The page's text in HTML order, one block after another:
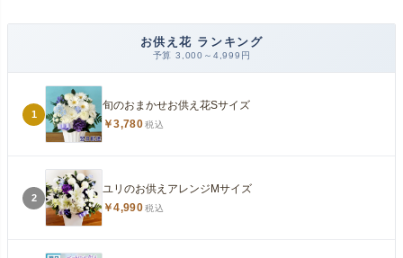
お供え花 ランキング
予算 3,000～4,999円
1
旬のおまかせお供え花Sサイズ
￥3,780税込
2
ユリのお供えアレンジMサイズ
￥4,990税込